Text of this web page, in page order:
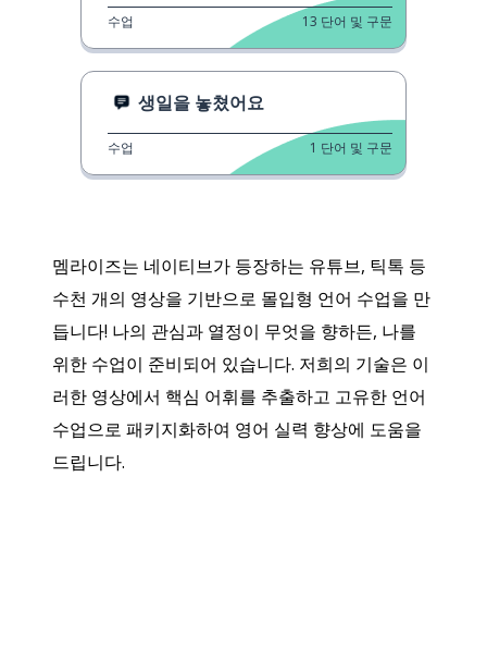
멤라이즈는 네이티브가 등장하는 유튜브, 틱톡 등
수천 개의 영상을 기반으로 몰입형 언어 수업을 만
듭니다! 나의 관심과 열정이 무엇을 향하든, 나를
위한 수업이 준비되어 있습니다. 저희의 기술은 이
러한 영상에서 핵심 어휘를 추출하고 고유한 언어
수업으로 패키지화하여 영어 실력 향상에 도움을
드립니다.
수업 13 단어 및 구문
생일을 놓쳤어요
수업 1 단어 및 구문